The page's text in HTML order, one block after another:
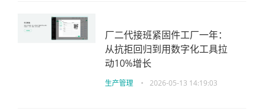
厂二代接班紧固件工厂一年：
从抗拒回归到用数字化工具拉
动10%增长
生产管理 • 2026-05-13 14:19:03